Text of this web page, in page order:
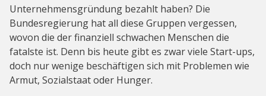
Unternehmensgründung bezahlt haben? Die
Bundesregierung hat all diese Gruppen vergessen,
wovon die der finanziell schwachen Menschen die
fatalste ist. Denn bis heute gibt es zwar viele Start-ups,
doch nur wenige beschäftigen sich mit Problemen wie
Armut, Sozialstaat oder Hunger.